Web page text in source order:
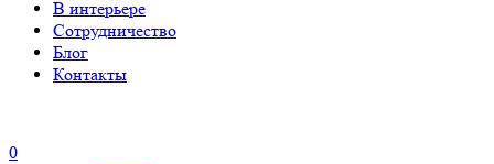
В интерьере
Сотрудничество
Блог
Контакты
0